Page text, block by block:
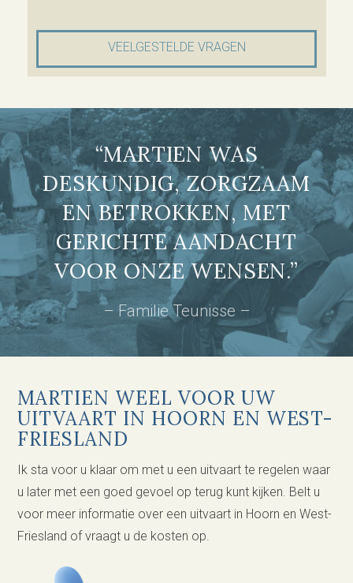
VEELGESTELDE VRAGEN
“MARTIEN WAS
DESKUNDIG, ZORGZAAM
EN BETROKKEN, MET
GERICHTE AANDACHT
VOOR ONZE WENSEN.”
– Familie Teunisse –
MARTIEN WEEL VOOR UW
UITVAART IN HOORN EN WEST-
FRIESLAND
Ik sta voor u klaar om met u een uitvaart te regelen waar
u later met een goed gevoel op terug kunt kijken. Belt u
voor meer informatie over een uitvaart in Hoorn en West-
Friesland of vraagt u de kosten op.